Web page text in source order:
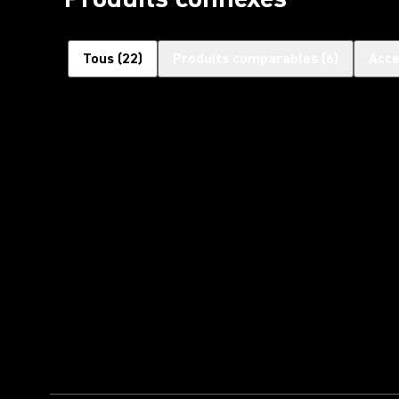
Tous (22)